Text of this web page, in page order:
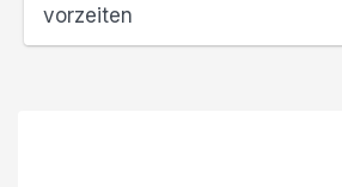
vorzeiten